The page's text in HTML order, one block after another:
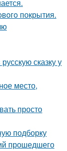
покрытия.
сказку у
место,
просто
подборку
прошедшего